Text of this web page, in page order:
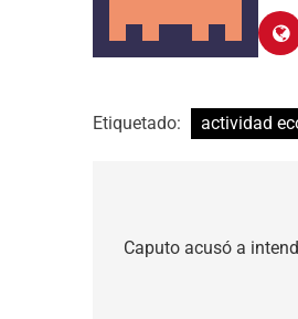
Etiquetado: actividad
de
Caputo acusó a